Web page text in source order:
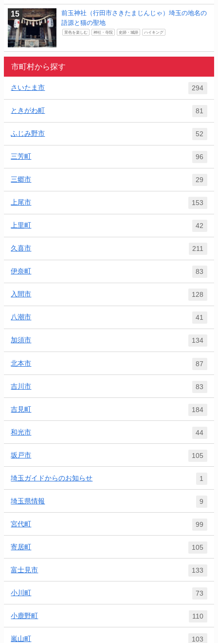
前玉神社（行田市さきたまじんじゃ）埼玉の地名の
語源と猫の聖地
景色を楽しむ 神社・寺院 史跡・城跡 ハイキング
市町村から探す
さいたま市 294
ときがわ町 81
ふじみ野市 52
三芳町 96
三郷市 29
上尾市 153
上里町 42
久喜市 211
伊奈町 83
入間市 128
八潮市 41
加須市 134
北本市 87
吉川市 83
吉見町 184
和光市 44
坂戸市 105
埼玉ガイドからのお知らせ 1
埼玉県情報 9
宮代町 99
寄居町 105
富士見市 133
小川町 73
小鹿野町 110
嵐山町 103